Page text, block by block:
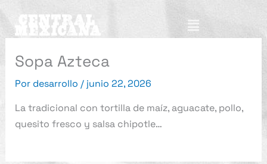
contenido
Menú
Sopa Azteca
Por desarrollo / junio 22, 2026
La tradicional con tortilla de maíz, aguacate, pollo,
quesito fresco y salsa chipotle…